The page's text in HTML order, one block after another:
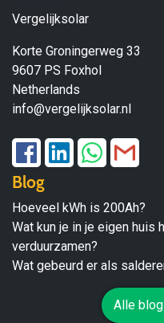
Vergelijksolar
Korte Groningerweg 33
9607 PS Foxhol
Netherlands
info@vergelijksolar.nl
Blog
Hoeveel kWh is 200Ah?
Wat kun je in je eigen huis
verduurzamen?
Wat gebeurd er als
Alle